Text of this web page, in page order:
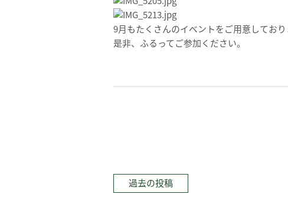
9月もたくさんのイベントをご用意しており
是非、ふるってご参加ください。
過去の投稿